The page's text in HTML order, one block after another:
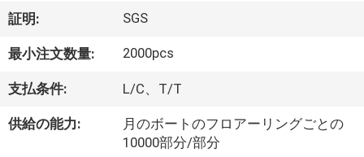
ク
ト
デ
証明: SGS
最小注文数量: 2000pcs
支払条件: L/C、T/T
供給の能力:
月のボートのフロアーリングごとの
10000部分/部分